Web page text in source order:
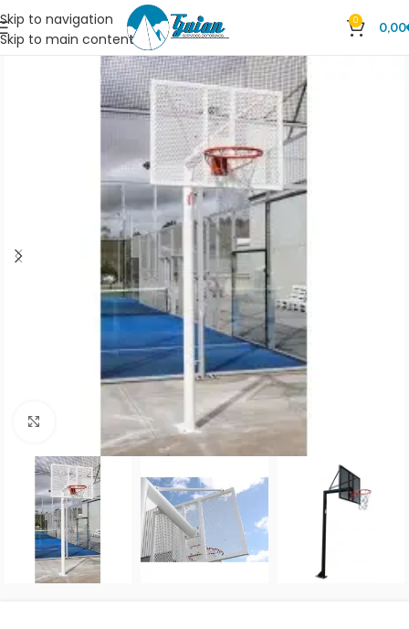
Skip to navigation
Skip to main content
0 0,00
Clic para ampliar